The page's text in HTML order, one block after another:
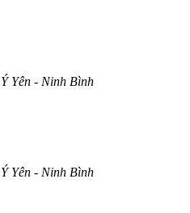
Yên - Ninh Bình
Yên - Ninh Bình